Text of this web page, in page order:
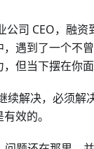
公司 CEO，融
遇到了一个不
但当下摆在你
解决，必须解
效的。